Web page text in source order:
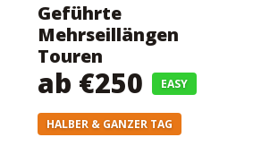
Geführte
Mehrseillängen
Touren
ab €250 EASY
HALBER & GANZER TAG